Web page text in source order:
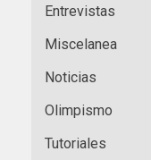
Entrevistas
Miscelanea
Noticias
Olimpismo
Tutoriales